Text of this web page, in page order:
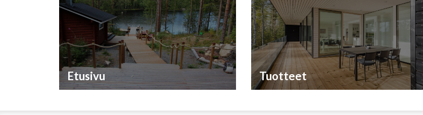
Etusivu Tuotteet